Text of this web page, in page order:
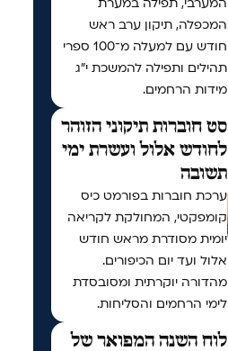
המכפלה, תיקון ערב ראש
חודש עם למעלה מ־100 ספרי
תהילים ותפילה להמשכת י"ג
מידות הרחמים.
סט חוברות תיקוני הזוהר
לחודש אלול ועשרת ימי
תשובה
ערכת חוברות בפורמט כיס
קומפקטי, המחולקת לקריאה
יומית מסודרת מראש חודש
אלול ועד יום הכיפורים.
מהדורה יוקרתית ומסובסדת
לימי הרחמים והסליחות.
לוח השנה המפואר של